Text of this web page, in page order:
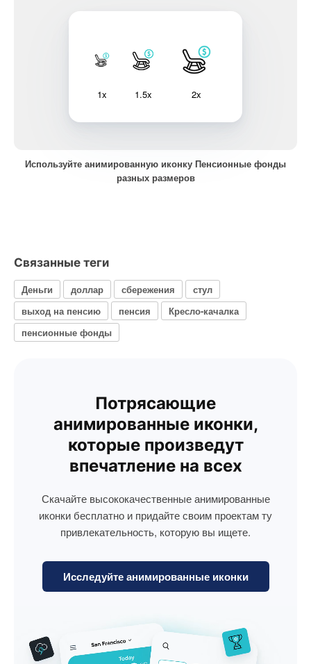
1x 1.5x 2x
Используйте анимированную иконку Пенсионные фонды
разных размеров
Связанные теги
Деньги доллар сбережения
стул
выход на пенсию
пенсия
Кресло-качалка
пенсионные фонды
Потрясающие
анимированные иконки,
которые произведут
впечатление на всех
Скачайте высококачественные анимированные
иконки бесплатно и придайте своим проектам ту
привлекательность, которую вы ищете.
Исследуйте анимированные иконки